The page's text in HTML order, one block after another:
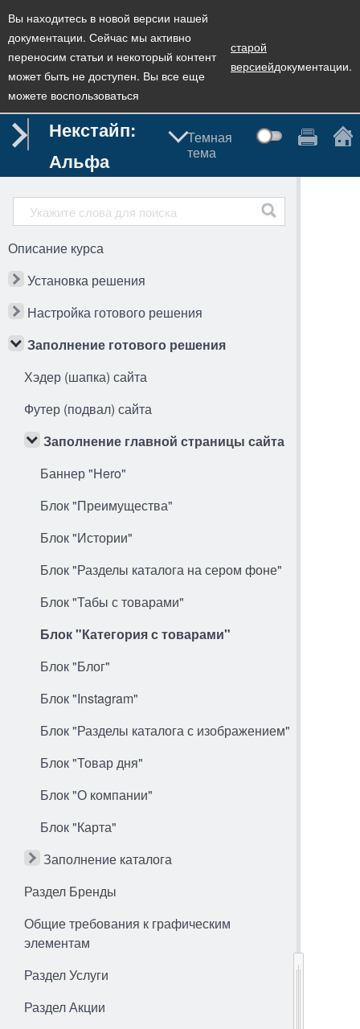
Вы находитесь в новой версии нашей
документации. Сейчас мы активно
переносим статьи и некоторый контент
может быть не доступен. Вы все еще
можете воспользоваться
старой
версиейдокументации.
Некстайп:
Альфа
Темная
тема
Описание курса
Установка решения
Настройка готового решения
Заполнение готового решения
Хэдер (шапка) сайта
Футер (подвал) сайта
Заполнение главной страницы сайта
Баннер "Hero"
Блок "Преимущества"
Блок "Истории"
Блок "Разделы каталога на сером фоне"
Блок "Табы с товарами"
Блок "Категория с товарами"
Блок "Блог"
Блок "Instagram"
Блок "Разделы каталога с изображением"
Блок "Товар дня"
Блок "О компании"
Блок "Карта"
Заполнение каталога
Раздел Бренды
Общие требования к графическим
элементам
Раздел Услуги
Раздел Акции